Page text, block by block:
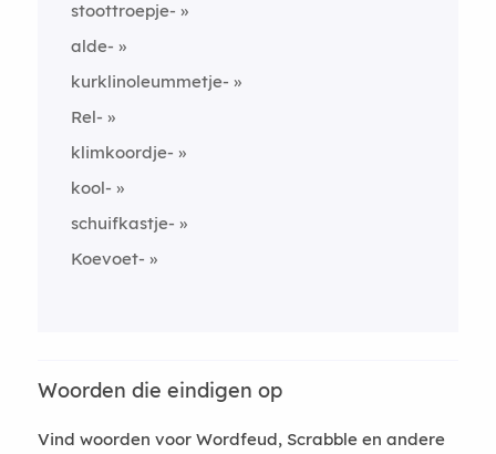
stoottroepje-
alde-
kurklinoleummetje-
Rel-
klimkoordje-
kool-
schuifkastje-
Koevoet-
Woorden die eindigen op
Vind woorden voor Wordfeud, Scrabble en andere